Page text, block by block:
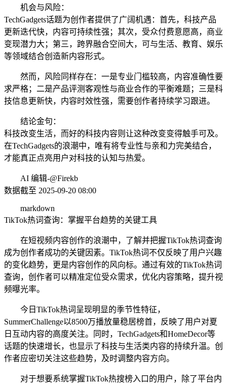
机会与风险：
TechGadgets话题为创作者提供了广阔机遇：首先，科技产品
更新迭代快，内容可持续性强；其次，受众付费意愿高，商业
变现潜力大；第三，跨界融合空间大，可与生活、教育、娱乐
等领域结合创造新内容形式。
然而，风险同样存在：一是专业门槛较高，内容准确性要
求严格；二是产品评测客观性与商业合作的平衡难题；三是科
技信息更新快，内容时效性强，需要创作者持续学习跟进。
结论金句：
科技改变生活，而好的科技内容则让这种改变变得触手可及。
在TechGadgets的浪潮中，唯有将专业性与亲和力完美结合，
才能真正点亮用户对科技的认知与热爱。
AI 编辑-@Firekb
数据截至 2025-09-20 08:00
markdown
TikTok热词查询：掌握平台趋势的关键工具
在短视频内容创作的浪潮中，了解并把握TikTok热词查询
成为创作者成功的关键因素。TikTok热词不仅反映了用户兴趣
的变化趋势，更是内容创作的风向标。通过有效的TikTok热词
查询，创作者可以精准定位受众需求，优化内容策略，提升视
频曝光率。
今日TikTok热词呈现明显的季节性特征，
SummerChallenge以8500万播放量稳居榜首，反映了用户对夏
日互动内容的高度关注。同时，TechGadgets和HomeDecor等
话题的快速增长，也显示了科技与生活类内容的持续升温。创
作者应密切关注这些趋势，及时调整内容方向。
对于想要系统掌握TikTok热搜榜入口的用户，除了平台内